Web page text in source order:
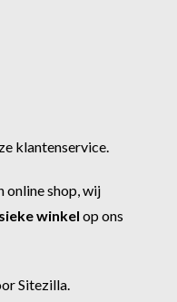
klantenservice
online shop, wij
winkel op ons
Sitezilla